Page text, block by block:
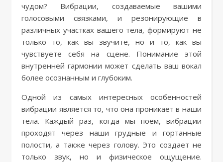
чудом? Вибрации, создаваемые вашими
голосовыми связками, и резонирующие в
различных участках вашего тела, формируют не
только то, как вы звучите, но и то, как вы
чувствуете себя на сцене. Понимание этой
внутренней гармонии может сделать ваш вокал
более осознанным и глубоким.
Одной из самых интересных особенностей
вибрации является то, что она проникает в наши
тела. Каждый раз, когда мы поём, вибрации
проходят через наши грудные и гортанные
полости, а также через голову. Это создает не
только звук, но и физическое ощущение.